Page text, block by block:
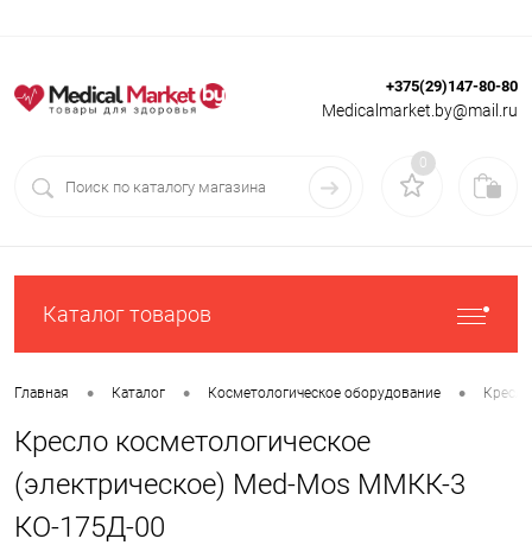
Вход Регистрация
+375(29)147-80-80
Medicalmarket.by@mail.ru
0
Каталог товаров
Главная • Каталог • Косметологическое оборудование • Кресла
Кресло косметологическое
(электрическое) Med-Mos ММКК-3
КО-175Д-00